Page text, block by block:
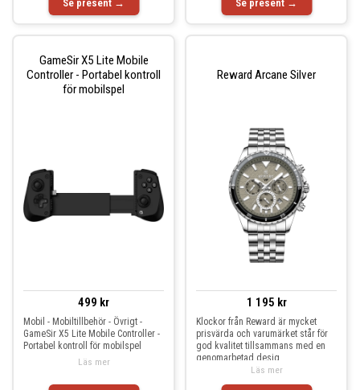
Se present → Se present →
GameSir X5 Lite Mobile
Controller - Portabel kontroll
för mobilspel
499 kr
Mobil - Mobiltillbehör - Övrigt -
GameSir X5 Lite Mobile Controller -
Portabel kontroll för mobilspel
Läs mer
Reward Arcane Silver
1 195 kr
Klockor från Reward är mycket
prisvärda och varumärket står för
god kvalitet tillsammans med en
genomarbetad desig
Läs mer